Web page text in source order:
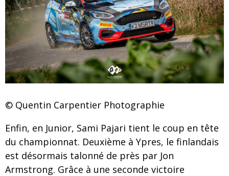
© Quentin Carpentier Photographie
Enfin, en Junior, Sami Pajari tient le coup en tête
du championnat. Deuxième à Ypres, le finlandais
est désormais talonné de près par Jon
Armstrong. Grâce à une seconde victoire